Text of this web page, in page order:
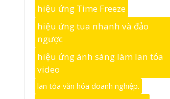
hiệu ứng Time Freeze
hiệu ứng tua nhanh và đảo
ngược
hiệu ứng ánh sáng làm lan tỏa
video
lan tỏa văn hóa doanh nghiệp.